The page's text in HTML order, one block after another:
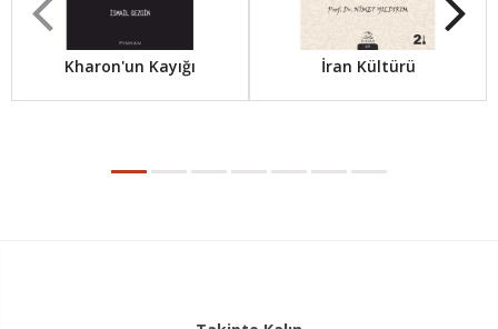
Kharon'un Kayığı İran Kültürü